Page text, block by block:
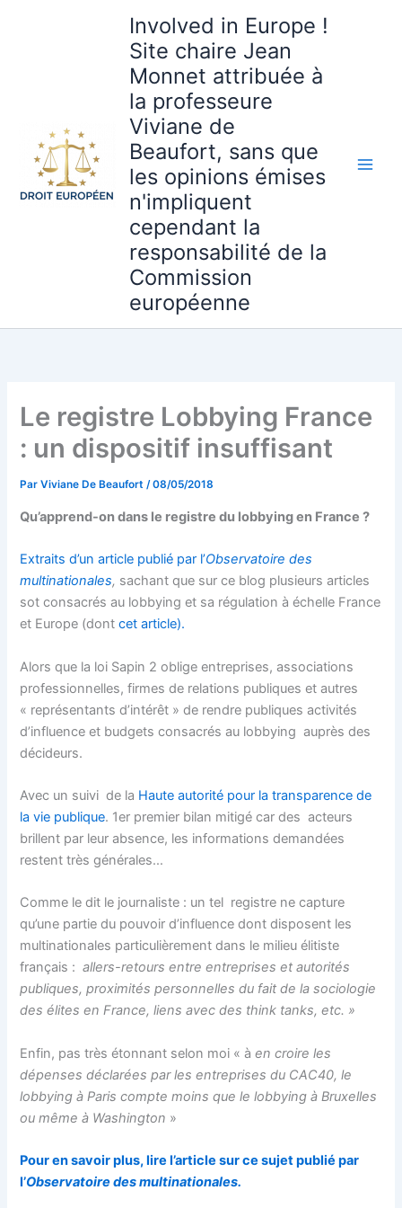
Involved in Europe !
Site chaire Jean
Monnet attribuée à
la professeure
Viviane de
Beaufort, sans que
les opinions émises
n'impliquent
cependant la
responsabilité de la
Commission
européenne
Le registre Lobbying France
: un dispositif insuffisant
ParViviane De Beaufort/08/05/2018
Qu’apprend-on dans le registre du lobbying en France ?
Extraits d’un article publié par l’Observatoire des
multinationales, sachant que sur ce blog plusieurs articles
sot consacrés au lobbying et sa régulation à échelle France
et Europe (dontcet article).
Alors que la loi Sapin 2 oblige entreprises, associations
professionnelles, firmes de relations publiques et autres
« représentants d’intérêt » de rendre publiques activités
d’influence et budgets consacrés au lobbying auprès des
décideurs.
Avec un suivi de la Haute autorité pour la transparence de
la vie publique. 1er premier bilan mitigé car des acteurs
brillent par leur absence, les informations demandées
restent très générales…
Comme le dit le journaliste : un tel registre ne capture
qu’une partie du pouvoir d’influence dont disposent les
multinationales particulièrement dans le milieu élitiste
français :allers-retours entre entreprises et autorités
publiques, proximités personnelles du fait de la sociologie
des élites en France, liens avec des think tanks, etc. »
Enfin, pas très étonnant selon moi « à en croire les
dépenses déclarées par les entreprises du CAC40, le
lobbying à Paris compte moins que le lobbying à Bruxelles
ou même à Washington »
Pour en savoir plus, lire l’article sur ce sujet publié par
l’Observatoire des multinationales.